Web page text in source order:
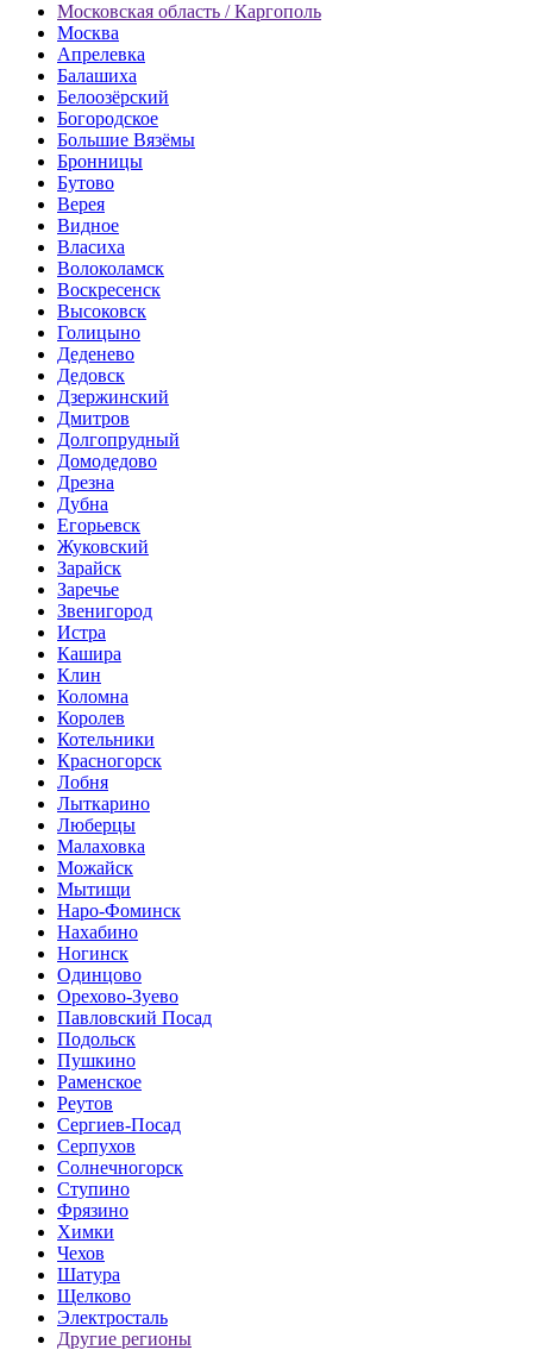
Московская область / Каргополь
Москва
Апрелевка
Балашиха
Белоозёрский
Богородское
Большие Вязёмы
Бронницы
Бутово
Верея
Видное
Власиха
Волоколамск
Воскресенск
Высоковск
Голицыно
Деденево
Дедовск
Дзержинский
Дмитров
Долгопрудный
Домодедово
Дрезна
Дубна
Егорьевск
Жуковский
Зарайск
Заречье
Звенигород
Истра
Кашира
Клин
Коломна
Королев
Котельники
Красногорск
Лобня
Лыткарино
Люберцы
Малаховка
Можайск
Мытищи
Наро-Фоминск
Нахабино
Ногинск
Одинцово
Орехово-Зуево
Павловский Посад
Подольск
Пушкино
Раменское
Реутов
Сергиев-Посад
Серпухов
Солнечногорск
Ступино
Фрязино
Химки
Чехов
Шатура
Щелково
Электросталь
Другие регионы